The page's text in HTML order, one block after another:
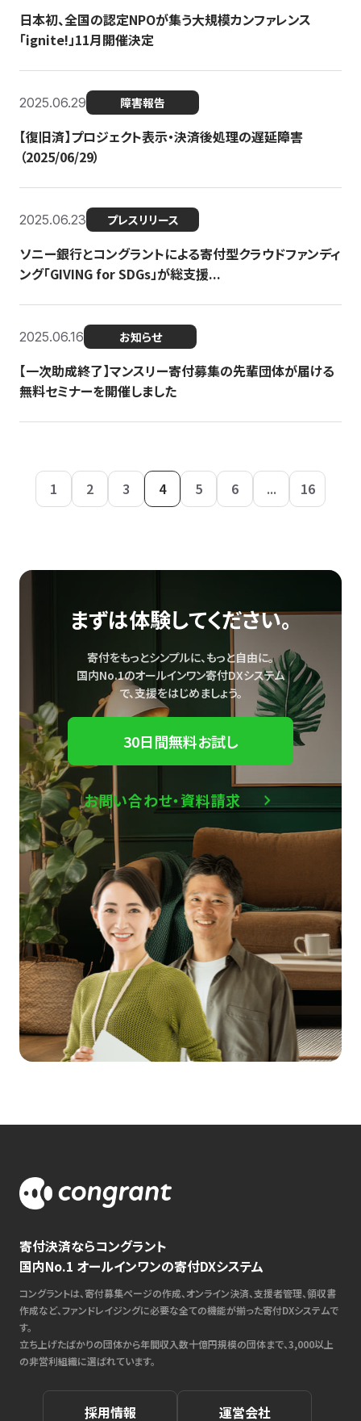
日本初、全国の認定NPOが集う大規模カンファレンス
「ignite!」11月開催決定
2025.06.29 障害報告
【復旧済】プロジェクト表示・決済後処理の遅延障害
（2025/06/29）
2025.06.23 プレスリリース
ソニー銀行とコングラントによる寄付型クラウドファンディ
ング「GIVING for SDGs」が総支援...
2025.06.16 お知らせ
【一次助成終了】マンスリー寄付募集の先輩団体が届ける
無料セミナーを開催しました
1 2 3 4 5 6 ... 16
まずは体験してください。
寄付をもっとシンプルに、もっと自由に。
国内No.1のオールインワン寄付DXシステム
で、支援をはじめましょう。
30日間無料お試し
お問い合わせ・資料請求
寄付決済ならコングラント
国内No.1 オールインワンの寄付DXシステム
コングラントは、寄付募集ページの作成、オンライン決済、支援者管理、領収書
作成など、ファンドレイジングに必要な全ての機能が揃った寄付DXシステムで
す。
立ち上げたばかりの団体から年間収入数十億円規模の団体まで、3,000以上
の非営利組織に選ばれています。
採用情報 運営会社